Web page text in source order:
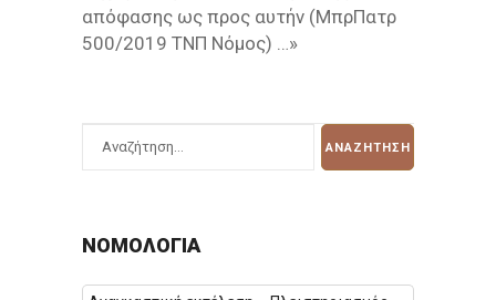
απόφασης ως προς αυτήν (ΜπρΠατρ
500/2019 ΤΝΠ Νόμος) …»
ΝΟΜΟΛΟΓΊΑ